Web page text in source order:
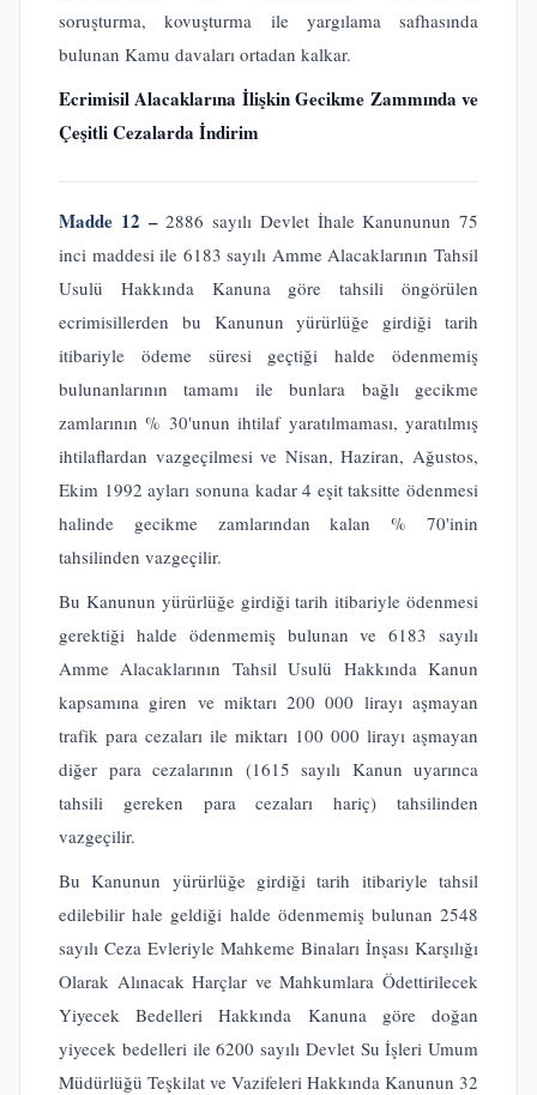
soruşturma, kovuşturma ile yargılama safhasında
bulunan Kamu davaları ortadan kalkar.
Ecrimisil Alacaklarına İlişkin Gecikme Zammında ve
Çeşitli Cezalarda İndirim
Madde 12 –2886 sayılı Devlet İhale Kanununun 75
inci maddesi ile 6183 sayılı Amme Alacaklarının Tahsil
Usulü Hakkında Kanuna göre tahsili öngörülen
ecrimisillerden bu Kanunun yürürlüğe girdiği tarih
itibariyle ödeme süresi geçtiği halde ödenmemiş
bulunanlarının tamamı ile bunlara bağlı gecikme
zamlarının % 30'unun ihtilaf yaratılmaması, yaratılmış
ihtilaflardan vazgeçilmesi ve Nisan, Haziran, Ağustos,
Ekim 1992 ayları sonuna kadar 4 eşit taksitte ödenmesi
halinde gecikme zamlarından kalan % 70'inin
tahsilinden vazgeçilir.
Bu Kanunun yürürlüğe girdiği tarih itibariyle ödenmesi
gerektiği halde ödenmemiş bulunan ve 6183 sayılı
Amme Alacaklarının Tahsil Usulü Hakkında Kanun
kapsamına giren ve miktarı 200 000 lirayı aşmayan
trafik para cezaları ile miktarı 100 000 lirayı aşmayan
diğer para cezalarının (1615 sayılı Kanun uyarınca
tahsili gereken para cezaları hariç) tahsilinden
vazgeçilir.
Bu Kanunun yürürlüğe girdiği tarih itibariyle tahsil
edilebilir hale geldiği halde ödenmemiş bulunan 2548
sayılı Ceza Evleriyle Mahkeme Binaları İnşası Karşılığı
Olarak Alınacak Harçlar ve Mahkumlara Ödettirilecek
Yiyecek Bedelleri Hakkında Kanuna göre doğan
yiyecek bedelleri ile 6200 sayılı Devlet Su İşleri Umum
Müdürlüğü Teşkilat ve Vazifeleri Hakkında Kanunun 32